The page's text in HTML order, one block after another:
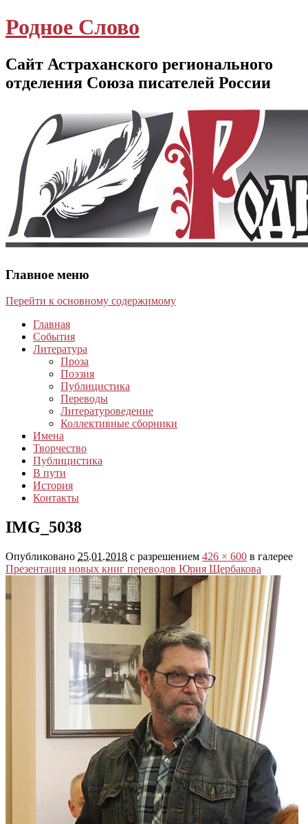
Родное Слово
Сайт Астраханского регионального
отделения Союза писателей России
Главное меню
Перейти к основному содержимому
Главная
События
Литература
Проза
Поэзия
Публицистика
Переводы
Литературоведение
Коллективные сборники
Имена
Творчество
Публицистика
В пути
История
Контакты
IMG_5038
Опубликовано 25.01.2018 с разрешением 426 × 600 в галерее
Презентация новых книг переводов Юрия Щербакова